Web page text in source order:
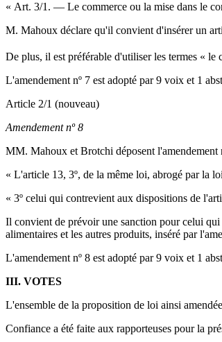
« Art. 3/1. — Le commerce ou la mise dans le
M. Mahoux déclare qu'il convient d'insérer un
De plus, il est préférable d'utiliser les termes « le
L'amendement nº 7 est adopté par 9 voix et 1
Article 2/1 (nouveau)
Amendement nº 8
MM. Mahoux et Brotchi déposent l'amendement
« L'article 13, 3º, de la même loi, abrogé par la
« 3º celui qui contrevient aux dispositions de
Il convient de prévoir une sanction pour celui
alimentaires et les autres produits, inséré par
L'amendement nº 8 est adopté par 9 voix et 1
III. VOTES
L'ensemble de la proposition de loi ainsi
Confiance a été faite aux rapporteuses pour la